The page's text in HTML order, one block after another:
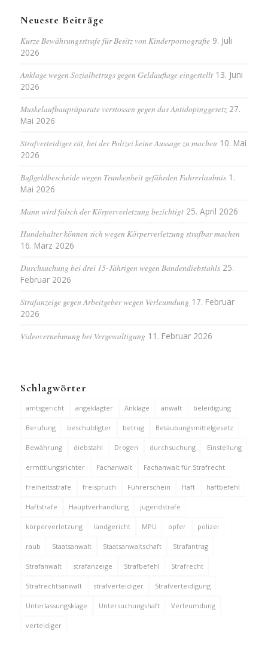
Neueste Beiträge
Kurze Bewährungsstrafe für Besitz von Kinderpornografie 9. Juli
2026
Anklage wegen Sozialbetrugs gegen Geldauflage eingestellt 13. Juni
2026
Muskelaufbaupräparate verstossen gegen das Antidopinggesetz 27.
Mai 2026
Strafverteidiger rät, bei der Polizei keine Aussage zu machen 10. Mai
2026
Bußgeldbescheide wegen Trunkenheit gefährden Fahrerlaubnis 1.
Mai 2026
Mann wird falsch der Körperverletzung bezichtigt 25. April 2026
Hundehalter können sich wegen Körperverletzung strafbar machen
16. März 2026
Durchsuchung bei drei 15-Jährigen wegen Bandendiebstahls 25.
Februar 2026
Strafanzeige gegen Arbeitgeber wegen Verleumdung 17. Februar
2026
Videovernehmung bei Vergewaltigung 11. Februar 2026
Schlagwörter
amtsgericht angeklagter Anklage anwalt beleidigung
Berufung beschuldigter betrug Betäubungsmittelgesetz
Bewährung diebstahl Drogen durchsuchung Einstellung
ermittlungsrichter Fachanwalt Fachanwalt für Strafrecht
freiheitsstrafe freispruch Führerschein Haft haftbefehl
Haftstrafe Hauptverhandlung jugendstrafe
körperverletzung landgericht MPU opfer polizei
raub Staatsanwalt Staatsanwaltschaft Strafantrag
Strafanwalt strafanzeige Strafbefehl Strafrecht
Strafrechtsanwalt strafverteidiger Strafverteidigung
Unterlassungsklage Untersuchungshaft Verleumdung
verteidiger